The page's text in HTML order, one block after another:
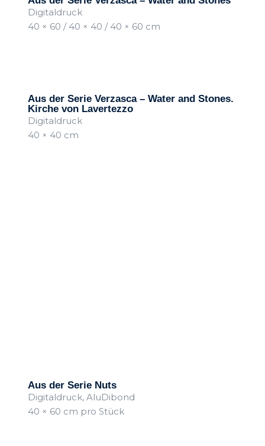
Digitaldruck
40 × 60 / 40 × 40 / 40 × 60 cm
Aus der Serie Verzasca – Water and Stones.
Kirche von Lavertezzo
Digitaldruck
40 × 40 cm
Aus der Serie Nuts
Digitaldruck, AluDibond
40 × 60 cm pro Stück